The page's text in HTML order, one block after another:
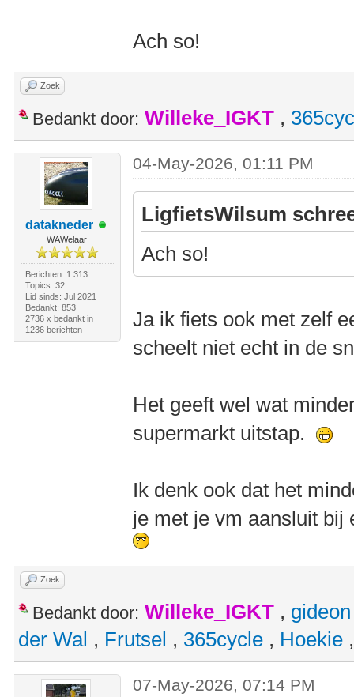
Ach so!
Zoek
Bedankt door: Willeke_IGKT ,
datakneder
WAWelaar
Berichten: 1.313
Topics: 32
Lid sinds: Jul 2021
Bedankt: 853
2736 x bedankt in
1236 berichten
04-May-2026, 01:11 PM
LigfietsWilsum
Ach so!
Ja ik fiets ook met zelf
scheelt niet echt in de
Het geeft wel wat
supermarkt uitstap.
Ik denk ook dat het
je met je vm aansluit
Zoek
Bedankt door: Willeke_IGKT , gideon
der Wal , Frutsel , 365cycle , Hoekie
07-May-2026, 07:14 PM